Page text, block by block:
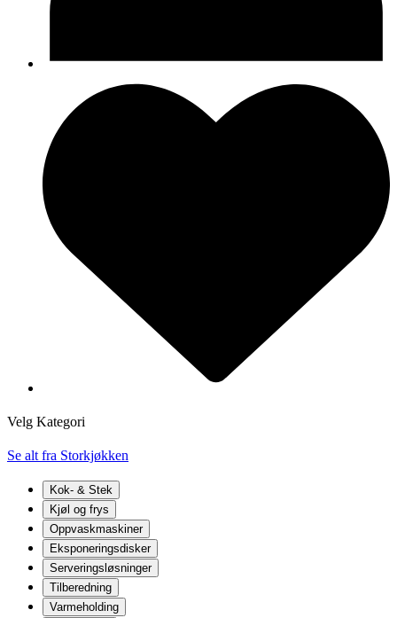
Velg Kategori
Se alt fra Storkjøkken
Kok- & Stek
Kjøl og frys
Oppvaskmaskiner
Eksponeringsdisker
Serveringsløsninger
Tilberedning
Varmeholding